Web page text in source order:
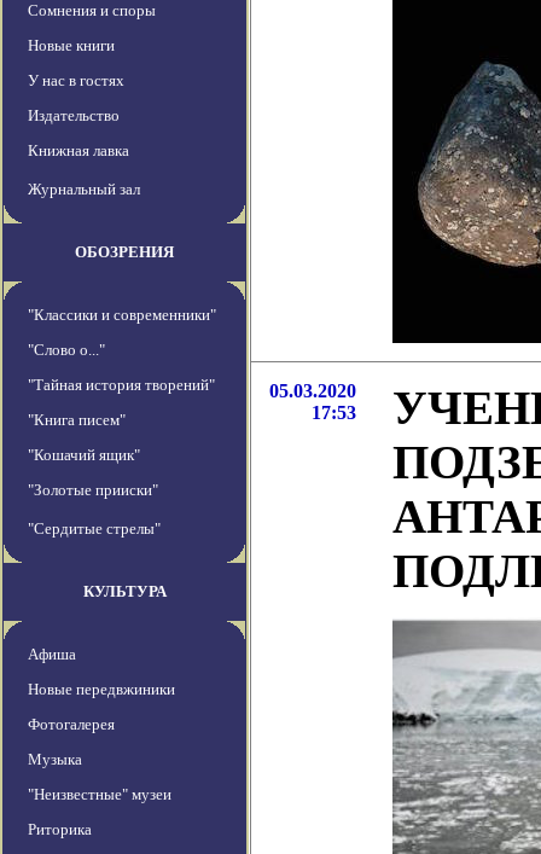
Сомнения и споры
Новые книги
У нас в гостях
Издательство
Книжная лавка
Журнальный зал
ОБОЗРЕНИЯ
"Классики и современники"
"Слово о..."
"Тайная история творений"
"Книга писем"
"Кошачий ящик"
"Золотые прииски"
"Сердитые стрелы"
КУЛЬТУРА
Афиша
Новые передвжиники
Фотогалерея
Музыка
"Неизвестные" музеи
Риторика
05.03.2020
17:53